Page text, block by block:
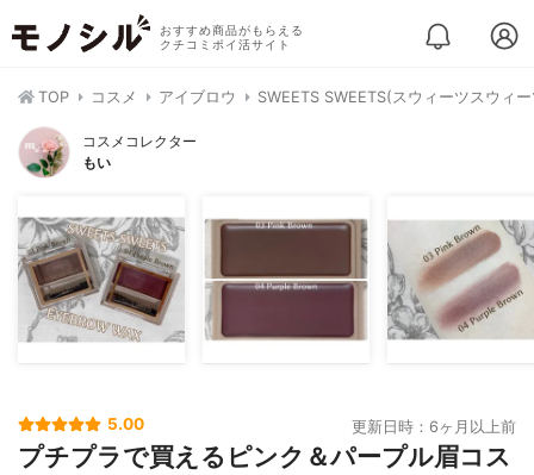
おすすめ商品がもらえる
クチコミポイ活サイト
TOP コスメ アイブロウ SWEETS SWEETS(スウィーツスウィ
コスメコレクター
もい
5.00 更新日時：6ヶ月以上前
プチプラで買えるピンク＆パープル眉コス